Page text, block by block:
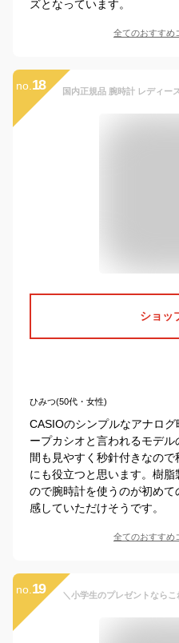
ズとなっています。
全てのおすすめ
no. 18
ショッ
ひみつ(50代・女性)
CASIOのシンプルなアナロ
ープカシオと言われるモデ
間も見やすく秒針付きなの
にも役立つと思います。樹
ので腕時計を使うのが初め
感していただけそうです。
全てのおすすめ
no. 19